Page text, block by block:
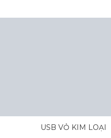
USB VỎ KIM LOẠI